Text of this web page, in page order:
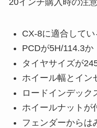
20インチ購入時の注
CX-8に適合してい
PCDが5H/114.3か
タイヤサイズが
ホイール幅とイン
ロードインデック
ホイールナットが
フェンダーからは